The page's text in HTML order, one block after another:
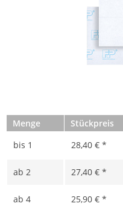
Menge Stückpreis
bis 1 28,40 € *
ab 2 27,40 € *
ab 4 25,90 € *